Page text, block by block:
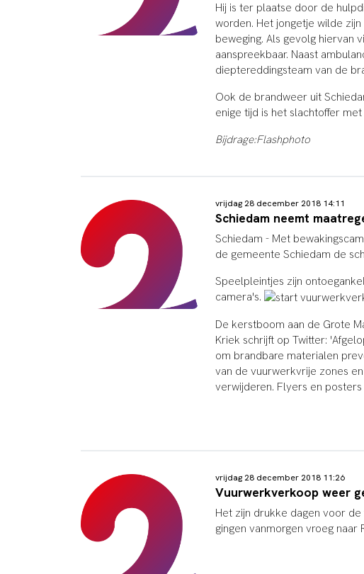
Hij is ter plaatse door de
worden. Het jongetje wilde
beweging. Als gevolg hiervan
aanspreekbaar. Naast
dieptereddingsteam van de
Ook de brandweer uit
enige tijd is het slachtoffer
Bijdrage:Flashphoto
vrijdag 28 december 2018 14:11
Schiedam neemt
Schiedam - Met
de gemeente Schiedam de
Speelpleintjes zijn
camera's.
De kerstboom aan de Grote
Kriek schrijft op Twitter:
om brandbare materialen
van de vuurwerkvrije zones
verwijderen. Flyers en
vrijdag 28 december 2018 11:26
Vuurwerkverkoop weer
Het zijn drukke dagen voor
gingen vanmorgen vroeg naar